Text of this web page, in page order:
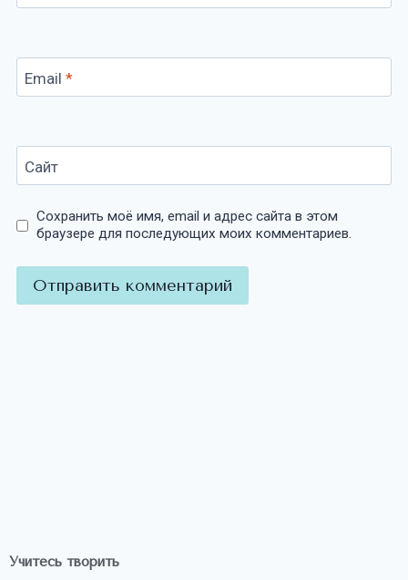
Email *
Сайт
Сохранить моё имя, email и адрес сайта в этом
браузере для последующих моих комментариев.
Учитесь творить